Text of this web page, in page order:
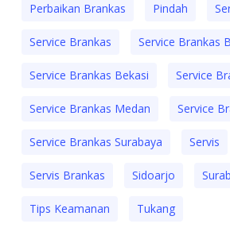
Perbaikan Brankas Pindah
Service Brankas Service Brankas
Service Brankas Bekasi Service
Service Brankas Medan Service
Service Brankas Surabaya Servis
Servis Brankas Sidoarjo
Tips Keamanan Tukang